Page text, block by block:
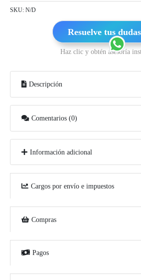
SKU: N/D
Resuelve tus dudas
Haz clic y obtén asesoría
Descripción
Comentarios (0)
Información adicional
Cargos por envío e impuestos
Compras
Pagos